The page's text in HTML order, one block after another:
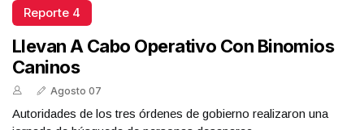
Reporte 4
Llevan A Cabo Operativo Con Binomios
Caninos
Agosto 07
Autoridades de los tres órdenes de gobierno realizaron una